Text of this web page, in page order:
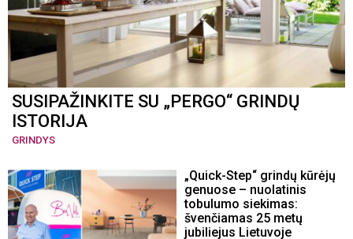
SUSIPAŽINKITE SU „PERGO“ GRINDŲ
ISTORIJA
GRINDYS
„Quick-Step“ grindų kūrėjų
genuose – nuolatinis
tobulumo siekimas:
švenčiamas 25 metų
jubiliejus Lietuvoje